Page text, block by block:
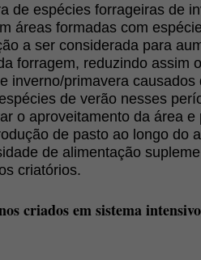
de espécies forrageiras de
áreas formadas com
a ser considerada para
forragem, reduzindo assim
inverno/primavera
de verão nesses
o aproveitamento da área e
de pasto ao longo do
de alimentação
criatórios.
criados em sistema